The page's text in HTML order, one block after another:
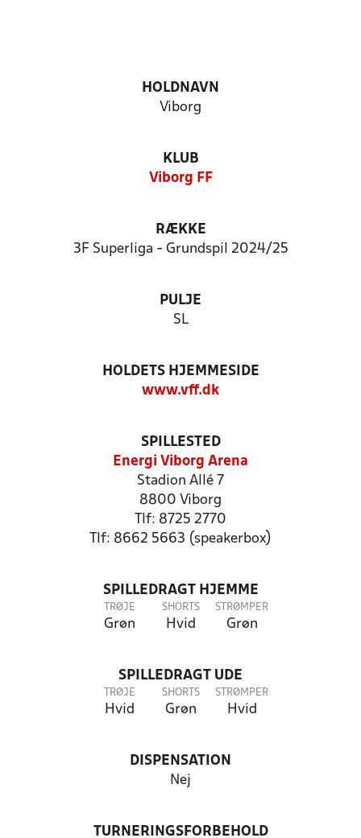
HOLDNAVN
Viborg
KLUB
Viborg FF
RÆKKE
3F Superliga - Grundspil 2024/25
PULJE
SL
HOLDETS HJEMMESIDE
www.vff.dk
SPILLESTED
Energi Viborg Arena
Stadion Allé 7
8800 Viborg
Tlf: 8725 2770
Tlf: 8662 5663 (speakerbox)
SPILLEDRAGT HJEMME
TRØJE
Grøn
SHORTS
Hvid
STRØMPER
Grøn
SPILLEDRAGT UDE
TRØJE
Hvid
SHORTS
Grøn
STRØMPER
Hvid
DISPENSATION
Nej
TURNERINGSFORBEHOLD